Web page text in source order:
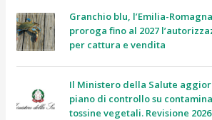
Granchio blu, l’Emilia-Romagna
proroga fino al 2027
per cattura e vendita
Il Ministero della Salute
piano di controllo su
tossine vegetali. Revisione 2026